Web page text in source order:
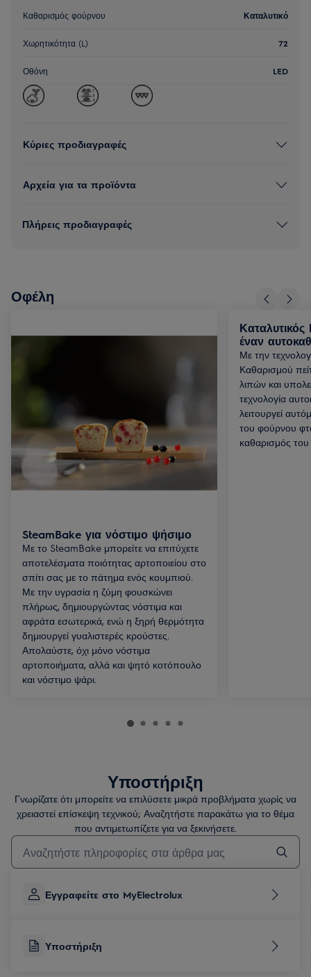
Καθαρισμός φούρνου Καταλυτικό
Χωρητικότητα (L) 72
Οθόνη LED
Κύριες προδιαγραφές
Αρχεία για τα προϊόντα
Πλήρεις προδιαγραφές
Οφέλη
SteamBake για νόστιμο ψήσιμο
Με το SteamBake μπορείτε να επιτύχετε
αποτελέσματα ποιότητας αρτοποιείου στο
σπίτι σας με το πάτημα ενός κουμπιού.
Με την υγρασία η ζύμη φουσκώνει
πλήρως, δημιουργώντας νόστιμα και
αφράτα εσωτερικά, ενώ η ξηρή θερμότητα
δημιουργεί γυαλιστερές κρούστες.
Απολαύστε, όχι μόνο νόστιμα
αρτοποιήματα, αλλά και ψητό κοτόπουλο
και νόστιμο ψάρι.
έναν
Με την
Καθαρισμού
λιπών και
τεχνολογία
λειτουργεί
του φούρνου
καθαρισμός
Υποστήριξη
Γνωρίζατε ότι μπορείτε να επιλύσετε μικρά προβλήματα χωρίς να
χρειαστεί επίσκεψη τεχνικού; Αναζητήστε παρακάτω για το θέμα
που αντιμετωπίζετε για να ξεκινήσετε.
Τύπος για αναζήτηση άρθρων υποστήριξης
Εγγραφείτε στο MyElectrolux
Υποστήριξη